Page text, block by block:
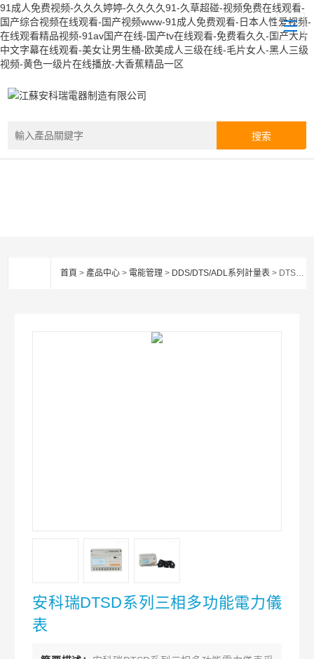
91成人免费视频-久久久婷婷-久久久久91-久草超碰-视频免费在线观看-
国产综合视频在线观看-国产视频www-91成人免费观看-日本人性爱视频-
在线观看精品视频-91av国产在线-国产tv在线观看-免费看久久-国产大片
中文字幕在线观看-美女让男生桶-欧美成人三级在线-毛片女人-黑人三级
视频-黄色一级片在线播放-大香蕉精品一区
首頁 > 產品中心 > 電能管理 > DDS/DTS/ADL系列計量表 > DTSD1352安科瑞DTSD系列三相多功能電力儀表
安科瑞DTSD系列三相多功能電力儀
表